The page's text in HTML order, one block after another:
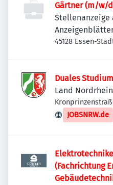
Gärtner (m/w/
Stellenanzeige
45128 Essen-
Duales
Land
Deutschland
JOBSNRW.de
(Fachrichtung